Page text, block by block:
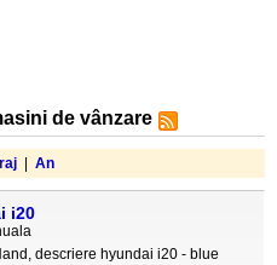
de vânzare
An
i20
descriere hyundai i20 - blue